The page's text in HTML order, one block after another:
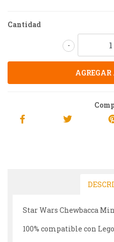
Cantidad
-
Star Wars Chewbacca
100% compatible con